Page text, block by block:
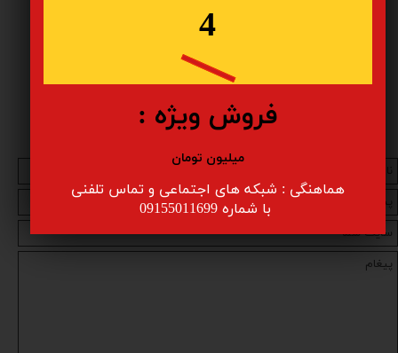
برای توسعه کسب و کارهای مرتبط ، راه حل های نوین و به صرفه را
فعالیت با سیستم های کنترل و درایو دانفوس به همه نیازهای شما
پاسخی مبتنی بر کیفیت و دقت را ارائه نماید .
هماهنگی : شبکه های اجتماعی و تماس تلفنی
​​​​​​​ با شماره 09155011699
4
فروش ویژه :
میلیون تومان